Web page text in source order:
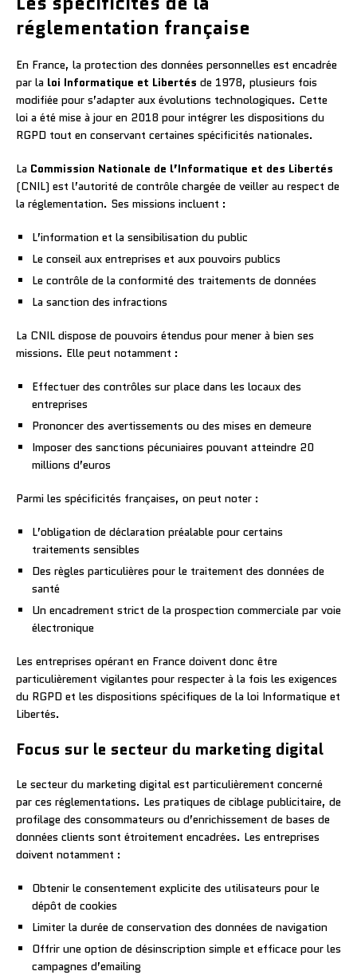
réglementation française
En France, la protection des données personnelles est encadrée
par la loi Informatique et Libertés de 1978, plusieurs fois
modifiée pour s’adapter aux évolutions technologiques. Cette
loi a été mise à jour en 2018 pour intégrer les dispositions du
RGPD tout en conservant certaines spécificités nationales.
La Commission Nationale de l’Informatique et des Libertés
(CNIL) est l’autorité de contrôle chargée de veiller au respect de
la réglementation. Ses missions incluent :
L’information et la sensibilisation du public
Le conseil aux entreprises et aux pouvoirs publics
Le contrôle de la conformité des traitements de données
La sanction des infractions
La CNIL dispose de pouvoirs étendus pour mener à bien ses
missions. Elle peut notamment :
Effectuer des contrôles sur place dans les locaux des
entreprises
Prononcer des avertissements ou des mises en demeure
Imposer des sanctions pécuniaires pouvant atteindre 20
millions d’euros
Parmi les spécificités françaises, on peut noter :
L’obligation de déclaration préalable pour certains
traitements sensibles
Des règles particulières pour le traitement des données de
santé
Un encadrement strict de la prospection commerciale par voie
électronique
Les entreprises opérant en France doivent donc être
particulièrement vigilantes pour respecter à la fois les exigences
du RGPD et les dispositions spécifiques de la loi Informatique et
Libertés.
Focus sur le secteur du marketing digital
Le secteur du marketing digital est particulièrement concerné
par ces réglementations. Les pratiques de ciblage publicitaire, de
profilage des consommateurs ou d’enrichissement de bases de
données clients sont étroitement encadrées. Les entreprises
doivent notamment :
Obtenir le consentement explicite des utilisateurs pour le
dépôt de cookies
Limiter la durée de conservation des données de navigation
Offrir une option de désinscription simple et efficace pour les
campagnes d’emailing